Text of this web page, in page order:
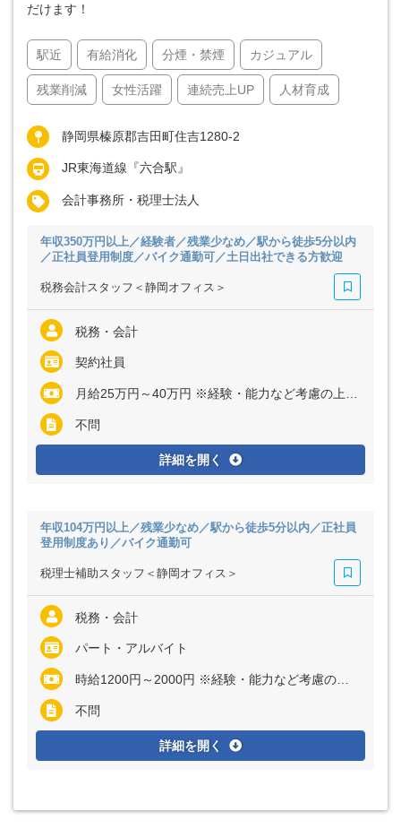
だけます！
駅近 有給消化 分煙・禁煙 カジュアル
残業削減 女性活躍 連続売上UP 人材育成
静岡県榛原郡吉田町住吉1280-2
JR東海道線『六合駅』
会計事務所・税理士法人
年収350万円以上／経験者／残業少なめ／駅から徒歩5分以内
／正社員登用制度／バイク通勤可／土日出社できる方歓迎
税務会計スタッフ＜静岡オフィス＞
税務・会計
契約社員
月給25万円～40万円 ※経験・能力など考慮の上、決定いたします ※残業代は全額支給
不問
詳細を開く
年収104万円以上／残業少なめ／駅から徒歩5分以内／正社員
登用制度あり／バイク通勤可
税理士補助スタッフ＜静岡オフィス＞
税務・会計
パート・アルバイト
時給1200円～2000円 ※経験・能力など考慮の上、決定いたします
不問
詳細を開く